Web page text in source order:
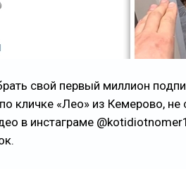
свой первый миллион
кличке «Лео» из Кемерово,
в инстаграме